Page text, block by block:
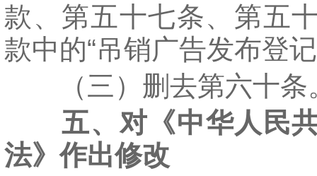
款、第五十七条、第五
款中的“吊销广告发布登
（三）删去第六十条
五、对《中华人民
法》作出修改